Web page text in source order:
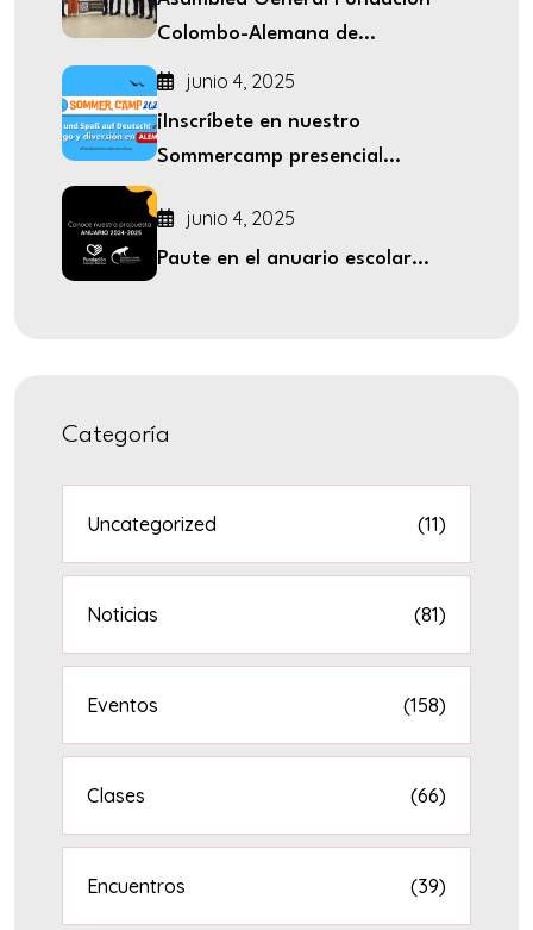
Colombo-Alemana de...
junio 4, 2025
¡Inscríbete en nuestro
Sommercamp presencial...
junio 4, 2025
Paute en el anuario escolar...
Categoría
Uncategorized (11)
Noticias (81)
Eventos (158)
Clases (66)
Encuentros (39)